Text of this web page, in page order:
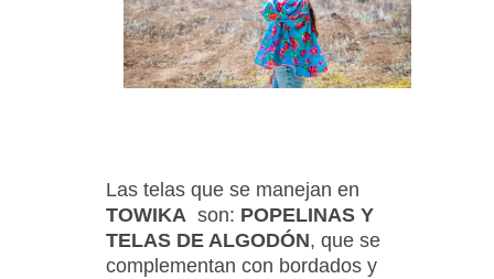
Las telas que se manejan en
TOWIKA son: POPELINAS Y
TELAS DE ALGODÓN, que se
complementan con bordados y